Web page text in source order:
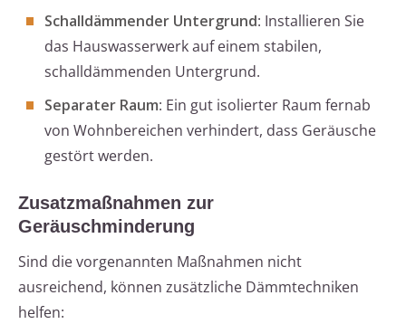
Schalldämmender Untergrund: Installieren Sie
das Hauswasserwerk auf einem stabilen,
schalldämmenden Untergrund.
Separater Raum: Ein gut isolierter Raum fernab
von Wohnbereichen verhindert, dass Geräusche
gestört werden.
Zusatzmaßnahmen zur
Geräuschminderung
Sind die vorgenannten Maßnahmen nicht
ausreichend, können zusätzliche Dämmtechniken
helfen: